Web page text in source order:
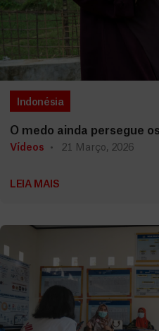
Indonésia
O medo ainda persegue
Vídeos 21 Março, 2026
LEIA MAIS